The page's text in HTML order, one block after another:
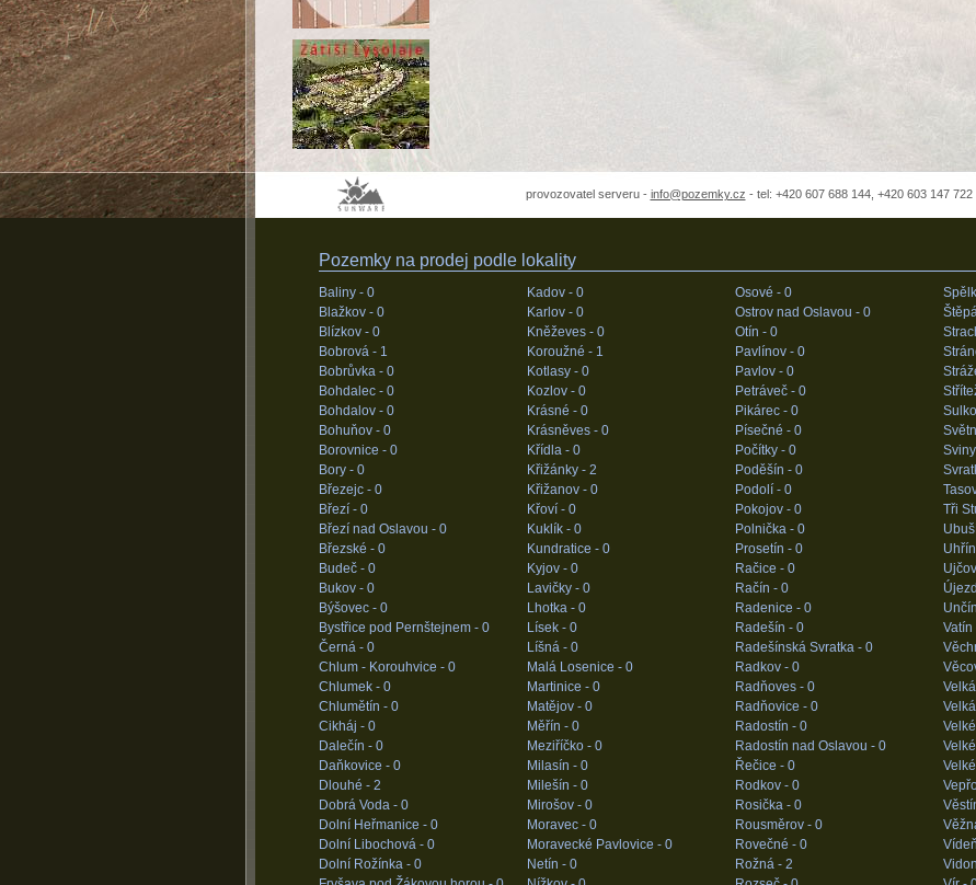
provozovatel serveru - info@pozemky.cz - tel: +420 607 688 144, +420 603 147 722
Pozemky na prodej podle lokality
Baliny - 0
Blažkov - 0
Blízkov - 0
Bobrová - 1
Bobrůvka - 0
Bohdalec - 0
Bohdalov - 0
Bohuňov - 0
Borovnice - 0
Bory - 0
Březejc - 0
Březí - 0
Březí nad Oslavou - 0
Březské - 0
Budeč - 0
Bukov - 0
Býšovec - 0
Bystřice pod Pernštejnem - 0
Černá - 0
Chlum - Korouhvice - 0
Chlumek - 0
Chlumětín - 0
Cikháj - 0
Dalečín - 0
Daňkovice - 0
Dlouhé - 2
Dobrá Voda - 0
Dolní Heřmanice - 0
Dolní Libochová - 0
Dolní Rožínka - 0
Kadov - 0
Karlov - 0
Kněževes - 0
Koroužné - 1
Kotlasy - 0
Kozlov - 0
Krásné - 0
Krásněves - 0
Křídla - 0
Křižánky - 2
Křižanov - 0
Křoví - 0
Kuklík - 0
Kundratice - 0
Kyjov - 0
Lavičky - 0
Lhotka - 0
Lísek - 0
Líšná - 0
Malá Losenice - 0
Martinice - 0
Matějov - 0
Měřín - 0
Meziříčko - 0
Milasín - 0
Milešín - 0
Mirošov - 0
Moravec - 0
Moravecké Pavlovice - 0
Netín - 0
Osové - 0
Ostrov nad Oslavou - 0
Otín - 0
Pavlínov - 0
Pavlov - 0
Petráveč - 0
Pikárec - 0
Písečné - 0
Počítky - 0
Poděšín - 0
Podolí - 0
Pokojov - 0
Polnička - 0
Prosetín - 0
Račice - 0
Račín - 0
Radenice - 0
Radešín - 0
Radešínská Svratka - 0
Radkov - 0
Radňoves - 0
Radňovice - 0
Radostín - 0
Radostín nad Oslavou - 0
Řečice - 0
Rodkov - 0
Rosička - 0
Rousměrov - 0
Rovečné - 0
Rožná - 2
Tři
Vatín